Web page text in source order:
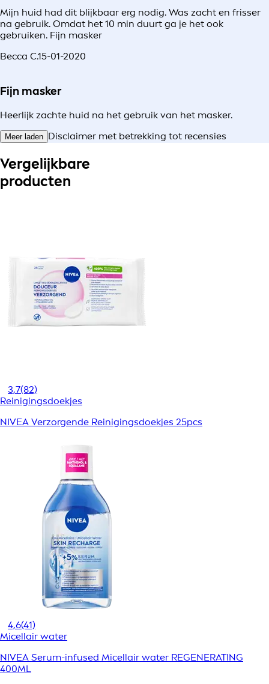
Mijn huid had dit blijkbaar erg nodig. Was zacht en frisser
na gebruik. Omdat het 10 min duurt ga je het ook
gebruiken. Fijn masker
Becca C.15-01-2020
Fijn masker
Heerlijk zachte huid na het gebruik van het masker.
Meer laden Disclaimer met betrekking tot recensies
Vergelijkbare
producten
3,7(82)
Reinigingsdoekjes
NIVEA Verzorgende Reinigingsdoekjes 25pcs
4,6(41)
Micellair water
NIVEA Serum-infused Micellair water REGENERATING
400ML